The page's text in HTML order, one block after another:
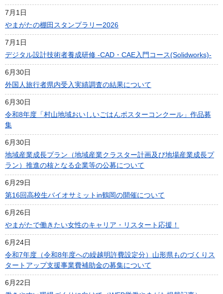
7月1日
やまがたの棚田スタンプラリー2026
7月1日
デジタル設計技術者養成研修 -CAD・CAE入門コース(Solidworks)-
6月30日
外国人旅行者県内受入実績調査の結果について
6月30日
令和8年度「村山地域おいしいごはんポスターコンクール」作品募
集
6月30日
地域産業成長プラン（地域産業クラスター計画及び地場産業成長プ
ラン）推進の核となる企業等の公募について
6月29日
第16回高校生バイオサミットin鶴岡の開催について
6月26日
やまがたで働きたい女性のキャリア・リスタート応援！
6月24日
令和7年度（令和8年度への繰越明許費設定分）山形県ものづくりス
タートアップ支援事業費補助金の募集について
6月22日